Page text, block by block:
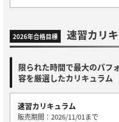
2026年合格目標 速習カリ
限られた時間で最大のパフ
容を厳選したカリキュラム
速習カリキュラム
販売期間：2026/11/01まで